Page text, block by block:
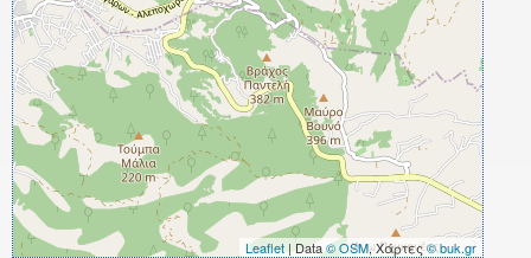
Leaflet | Data© OSM, Χάρτες© buk.gr